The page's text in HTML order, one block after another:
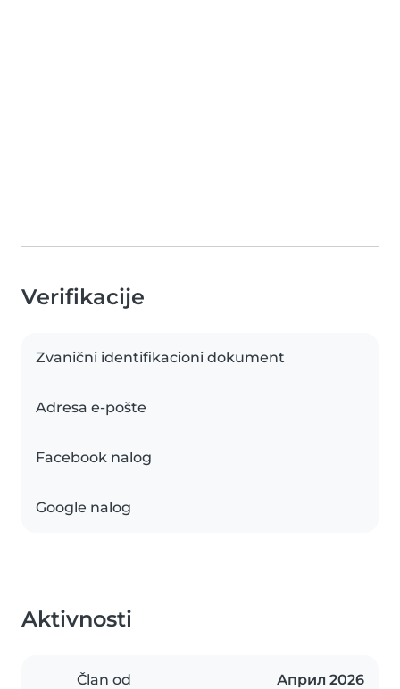
Verifikacije
Zvanični identifikacioni dokument
Adresa e-pošte
Facebook nalog
Google nalog
Aktivnosti
Član od Април 2026